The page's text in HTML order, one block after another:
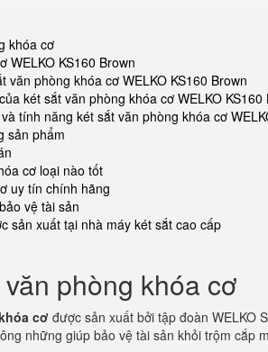
khóa cơ
WELKO KS160 Brown
văn phòng khóa cơ WELKO KS160 Brown
két sắt văn phòng khóa cơ WELKO KS160
tính năng két sắt văn phòng khóa cơ
sản phẩm
cơ loại nào tốt
uy tín chính hãng
vệ tài sản
sản xuất tại nhà máy két sắt cao cấp
phòng khóa cơ
cơ được sản xuất bởi tập đoàn WELKO
những giúp bảo vệ tài sản khỏi trộm cắp